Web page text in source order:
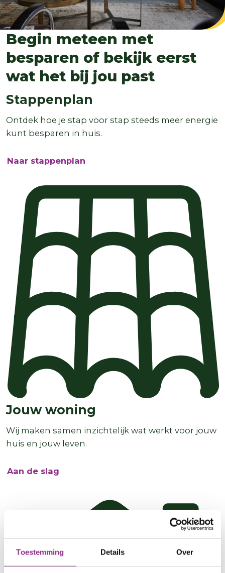
Toestemming Details Over
Begin meteen met
besparen of bekijk eerst
wat het bij jou past
Stappenplan
Ontdek hoe je stap voor stap steeds meer energie
kunt besparen in huis.
Naar stappenplan
Jouw woning
Wij maken samen inzichtelijk wat werkt voor jouw
huis en jouw leven.
Aan de slag